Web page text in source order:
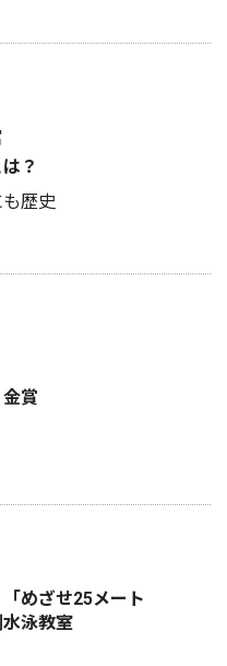
？
歴史
賞
めざせ25メート
泳教室